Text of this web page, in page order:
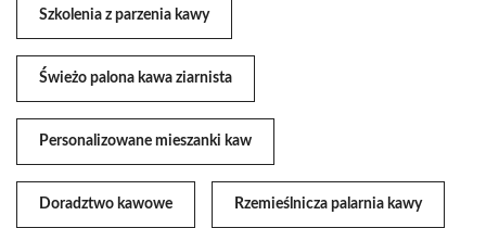
Szkolenia z parzenia kawy
Świeżo palona kawa ziarnista
Personalizowane mieszanki kaw
Doradztwo kawowe Rzemieślnicza palarnia kawy